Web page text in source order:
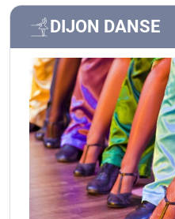
DIJON DANSE